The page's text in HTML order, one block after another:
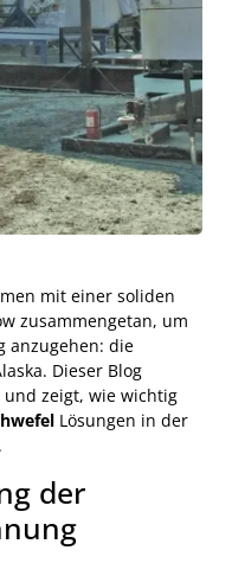
mit einer soliden
zusammengetan, um
anzugehen: die
Dieser Blog
zeigt, wie wichtig
Lösungen in der
der